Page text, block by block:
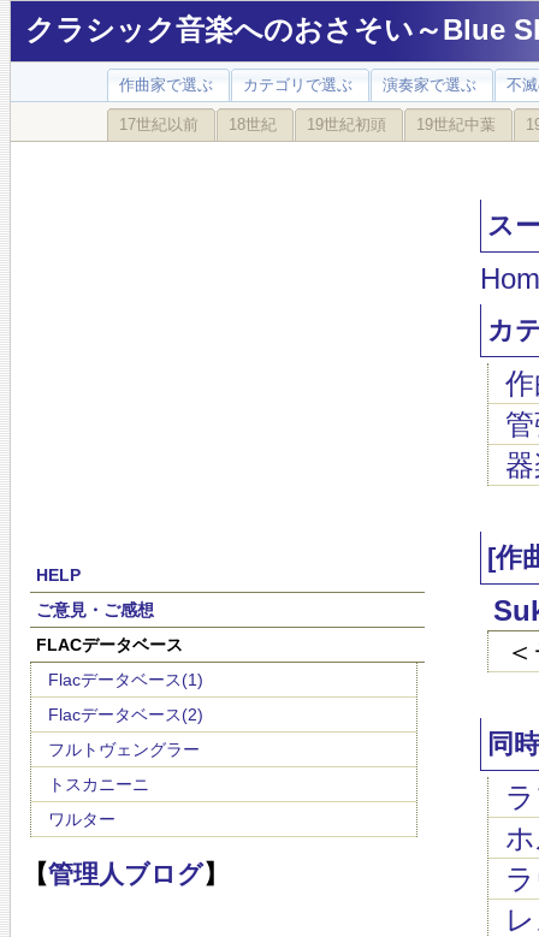
クラシック音楽へのおさそい～Blue
作曲家で選ぶ カテゴリで選ぶ 演奏家で選ぶ 不
17世紀以前 18世紀 19世紀初頭 19世紀中葉
HELP
ご意見・ご感想
FLACデータベース
Flacデータベース(1)
Flacデータベース(2)
フルトヴェングラー
トスカニーニ
ワルター
【管理人ブログ】
ス
カ
[作
同